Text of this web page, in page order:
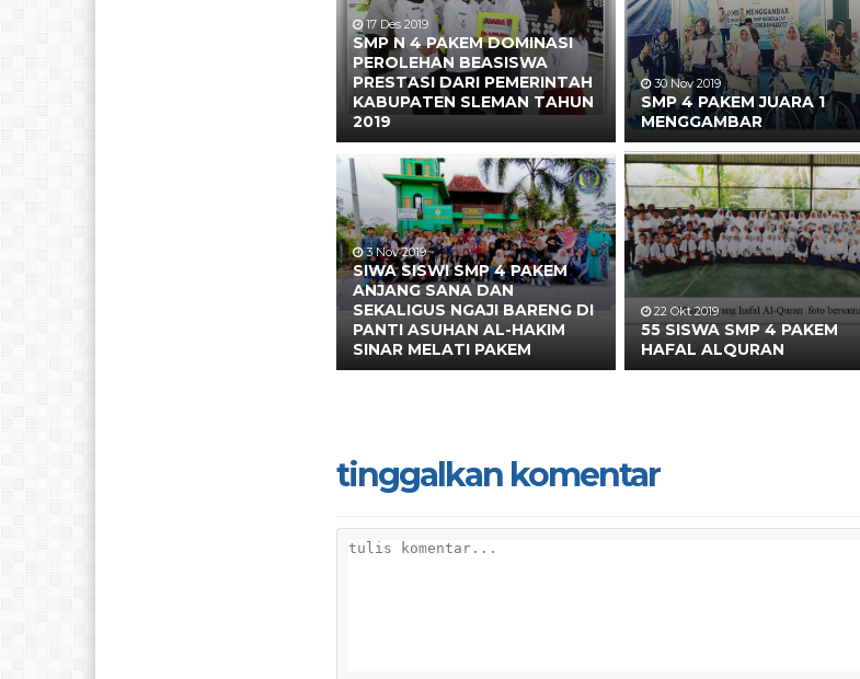
17 Des 2019
SMP N 4 PAKEM DOMINASI
PEROLEHAN BEASISWA
PRESTASI DARI PEMERINTAH
KABUPATEN SLEMAN TAHUN
2019
30 Nov 2019
SMP 4 PAKEM JUARA 1
MENGGAMBAR
3 Nov 2019
SIWA SISWI SMP 4 PAKEM
ANJANG SANA DAN
SEKALIGUS NGAJI BARENG DI
PANTI ASUHAN AL-HAKIM
SINAR MELATI PAKEM
22 Okt 2019
55 SISWA SMP 4 PAKEM
HAFAL ALQURAN
tinggalkan komentar